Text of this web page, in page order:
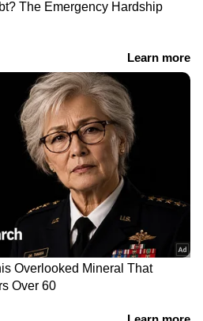
വെള്ളം
സമയമെടുക്കും
വാർത്ത
2026